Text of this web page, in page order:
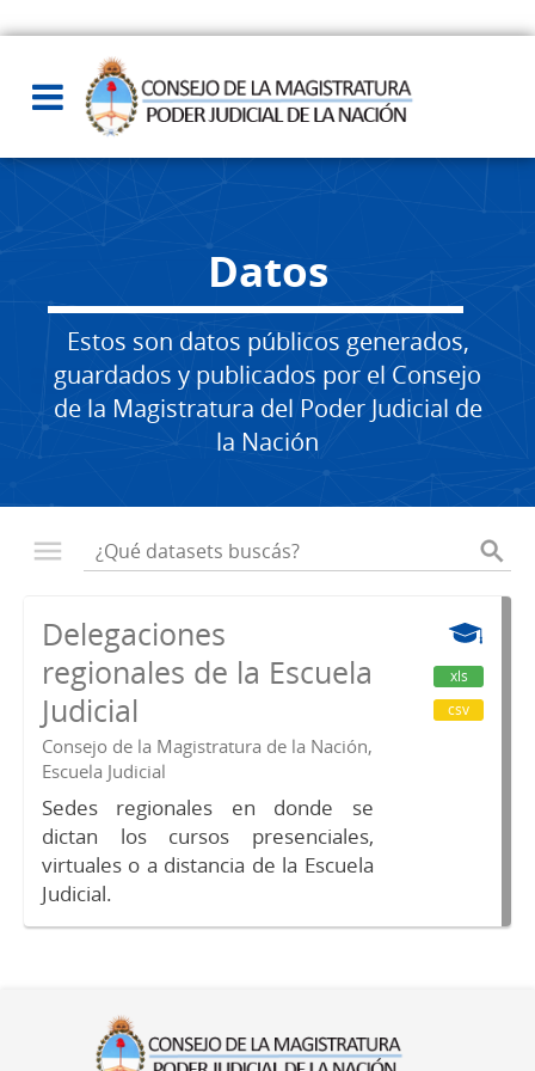
Datos
Estos son datos públicos generados,
guardados y publicados por el Consejo
de la Magistratura del Poder Judicial de
la Nación
Delegaciones
regionales de la Escuela
Judicial
Consejo de la Magistratura de la Nación,
Escuela Judicial
Sedes regionales en donde se
dictan los cursos presenciales,
virtuales o a distancia de la Escuela
Judicial.
xls
csv